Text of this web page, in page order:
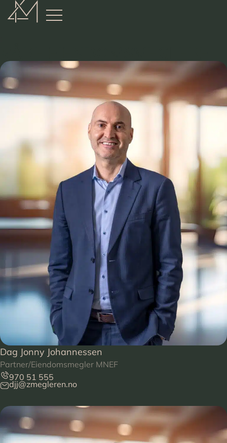
Dag Jonny Johannessen
Partner/Eiendomsmegler MNEF
970 51 555
djj@zmegleren.no